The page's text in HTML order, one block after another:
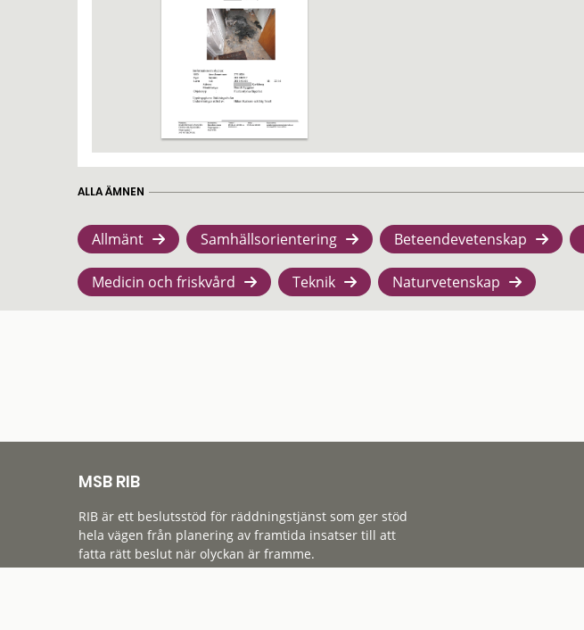
ALLA ÄMNEN
Allmänt Samhällsorientering Beteendevetenskap
Medicin och friskvård Teknik Naturvetenskap
MSB RIB
RIB är ett beslutsstöd för räddningstjänst som ger stöd
hela vägen från planering av framtida insatser till att
fatta rätt beslut när olyckan är framme.